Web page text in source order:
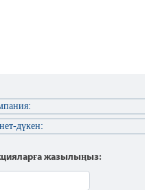
дүкен:
жазылыңыз: